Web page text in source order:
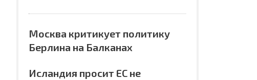
Москва критикует политику
Берлина на Балканах
Исландия просит ЕС не